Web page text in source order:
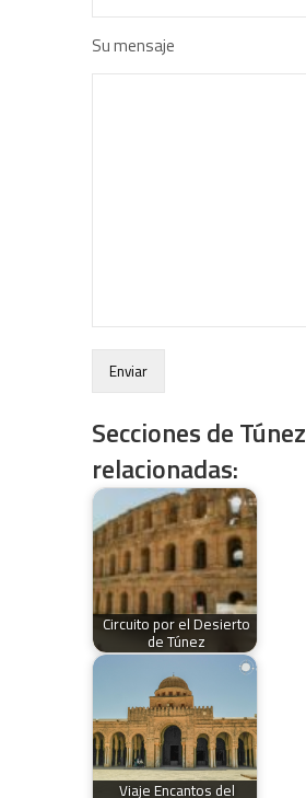
Su mensaje
Secciones de Túnez
relacionadas:
Circuito por el Desierto
de Túnez
Viaje Encantos del